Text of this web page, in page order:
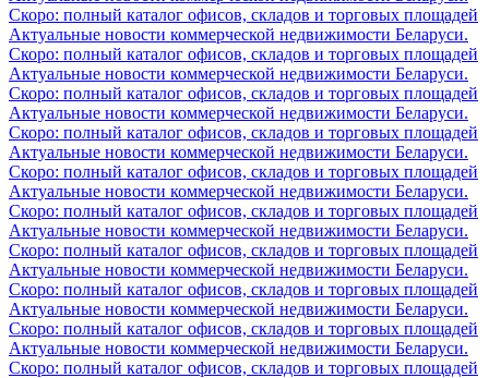
Скоро: полный каталог офисов, складов и торговых площадей
Актуальные новости коммерческой недвижимости Беларуси.
Скоро: полный каталог офисов, складов и торговых площадей
Актуальные новости коммерческой недвижимости Беларуси.
Скоро: полный каталог офисов, складов и торговых площадей
Актуальные новости коммерческой недвижимости Беларуси.
Скоро: полный каталог офисов, складов и торговых площадей
Актуальные новости коммерческой недвижимости Беларуси.
Скоро: полный каталог офисов, складов и торговых площадей
Актуальные новости коммерческой недвижимости Беларуси.
Скоро: полный каталог офисов, складов и торговых площадей
Актуальные новости коммерческой недвижимости Беларуси.
Скоро: полный каталог офисов, складов и торговых площадей
Актуальные новости коммерческой недвижимости Беларуси.
Скоро: полный каталог офисов, складов и торговых площадей
Актуальные новости коммерческой недвижимости Беларуси.
Скоро: полный каталог офисов, складов и торговых площадей
Актуальные новости коммерческой недвижимости Беларуси.
Скоро: полный каталог офисов, складов и торговых площадей